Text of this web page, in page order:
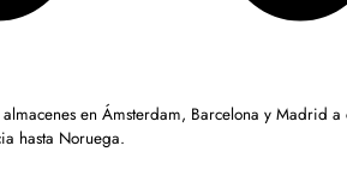
almacenes en Ámsterdam, Barcelona y Madrid a
hasta Noruega.